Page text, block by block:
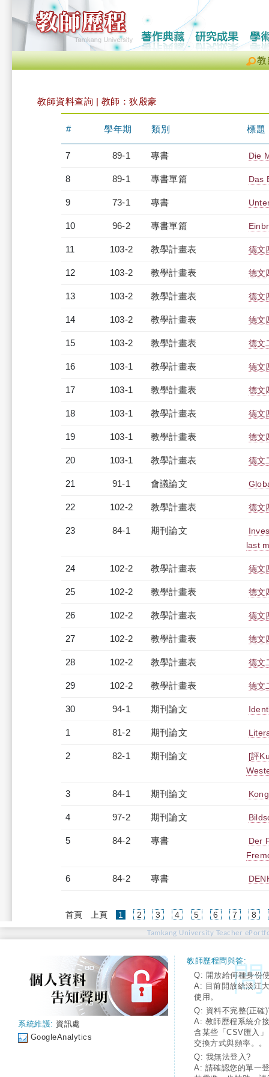
教
教師資料查詢 | 教師：狄殷豪
# 學年期 類別 標題
7 89-1 專書 Die
8 89-1 專書單篇 Das
9 73-1 專書
10 96-2 專書單篇
11 103-2 教學計畫表 德文
12 103-2 教學計畫表 德文
13 103-2 教學計畫表 德文
14 103-2 教學計畫表 德文
15 103-2 教學計畫表 德文
16 103-1 教學計畫表 德文
17 103-1 教學計畫表 德文
18 103-1 教學計畫表 德文
19 103-1 教學計畫表 德文
20 103-1 教學計畫表 德文
21 91-1 會議論文
22 102-2 教學計畫表 德文
23 84-1 期刊論文
last
24 102-2 教學計畫表 德文
25 102-2 教學計畫表 德文
26 102-2 教學計畫表 德文
27 102-2 教學計畫表 德文
28 102-2 教學計畫表 德文
29 102-2 教學計畫表 德文
30 94-1 期刊論文
1 81-2 期刊論文
2 82-1 期刊論文
[評
3 84-1 期刊論文
4 97-2 期刊論文
5 84-2 專書
Der
6 84-2 專書
首頁 上頁 1 (current)
2 3 4 5 6 7 8
Tamkang University Teacher
系統維護: 資訊處
GoogleAnalytics
教師歷程問與答:
Q: 開放給何種身份
A: 目前開放給淡江
使用。
Q: 資料不完整(正確
A: 教師歷程系統介
含某些「CSV匯入
交換方式與頻率。。
Q: 我無法登入?
A: 請確認您的單一